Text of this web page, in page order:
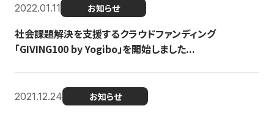
2022.01.11 お知らせ
社会課題解決を支援するクラウドファンディング
「GIVING100 by Yogibo」を開始しました...
2021.12.24 お知らせ